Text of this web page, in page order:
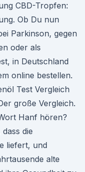
CBD-Tropfen:
Ob Du nun
Parkinson, gegen
oder als
in Deutschland
online bestellen.
Test Vergleich
große Vergleich.
Hanf hören?
die
liefert, und
alte